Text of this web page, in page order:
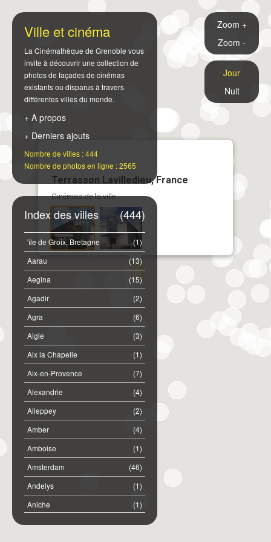
Terrasson Lavilledieu, France
Cinémas de la ville :
Ville et cinéma
La Cinémathèque de Grenoble vous
invite à découvrir une collection de
photos de façades de cinémas
existants ou disparus à travers
différentes villes du monde.
+ A propos
+ Derniers ajouts
Nombre de villes : 444
Nombre de photos en ligne : 2565
(444)
Index des villes
(1)
'île de Groix, Bretagne
(13)
Aarau
(15)
Aegina
(2)
Agadir
(6)
Agra
(3)
Aigle
(1)
Aix la Chapelle
(7)
Aix-en-Provence
(4)
Alexandrie
(2)
Alleppey
(4)
Amber
(1)
Amboise
(46)
Amsterdam
(1)
Andelys
(1)
Aniche
(2)
Annemasse
Zoom +
Zoom -
Jour
Nuit